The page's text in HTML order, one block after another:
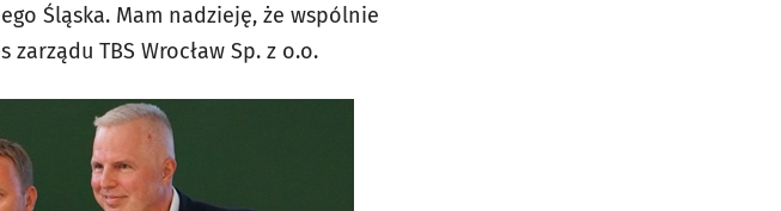
Śląska. Mam nadzieję, że wspólnie
TBS Wrocław Sp. z o.o.